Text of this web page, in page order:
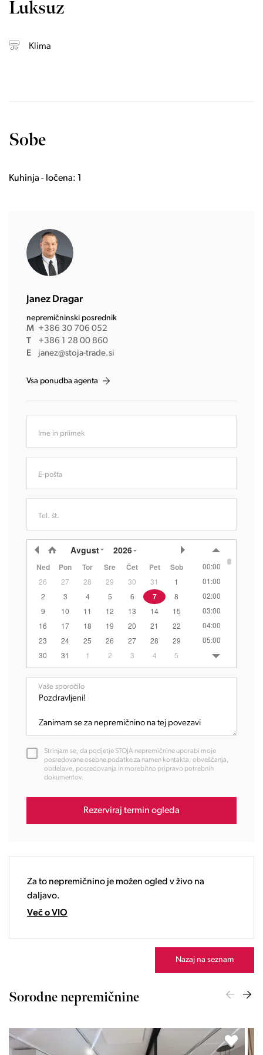
Luksuz
Klima
Sobe
Kuhinja - ločena: 1
Janez Dragar
nepremičninski posrednik
M +386 30 706 052
T
+386 1 28 00 860
E
janez@stoja-trade.si
Vsa ponudba agenta
Ime in priimek
E-pošta
Tel. št.
Avgust 2026
Ned Pon Tor Sre Čet Pet Sob
26 27 28 29 30 31
1
2
3 4 5 6 7
8
9
10 11 12 13 14
15
16
17 18 19 20 21
22
23
24 25 26 27 28
29
30
31 1 2 3 4 5
00:00
01:00
02:00
03:00
04:00
05:00
06:00
07:00
13:00
14:00
20:00
Vaše sporočilo
Strinjam se, da podjetje STOJA nepremičnine uporabi moje
posredovane osebne podatke za namen kontakta, obveščanja,
obdelave, posredovanja in morebitno pripravo potrebnih
dokumentov.
Rezerviraj termin ogleda
Za to nepremičnino je možen ogled v živo na
daljavo.
Več o VIO
Nazaj na seznam
Sorodne nepremičnine